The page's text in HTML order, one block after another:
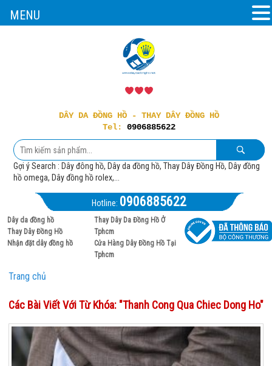
DÂY DA ĐỒNG HỒ - THAY DÂY ĐỒNG HỒ
Tel: 0906885622
Gợi ý Search : Dây đông hồ, Dây da đồng hồ, Thay Dây Đồng Hồ, Dây đồng
hồ omega, Dây đồng hồ rolex,...
Hotline: 0906885622
Dây da đồng hồ
Thay Dây Đồng Hồ
Nhận đặt dây đồng hồ
Thay Dây Da Đồng Hồ Ở
Tphcm
Cửa Hàng Dây Đồng Hồ Tại
Tphcm
Trang chủ
Các Bài Viết Với Từ Khóa: "thanh Cong Qua Chiec Dong Ho"
MENU